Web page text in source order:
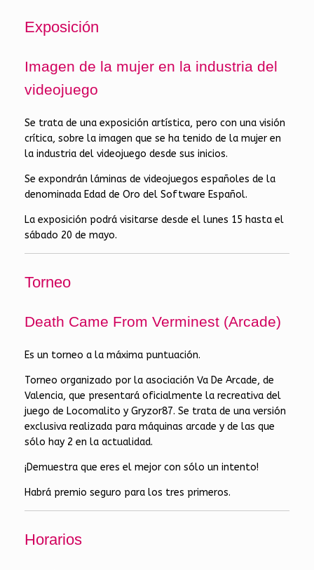
Exposición
Imagen de la mujer en la industria del
videojuego
Se trata de una exposición artística, pero con una visión
crítica, sobre la imagen que se ha tenido de la mujer en
la industria del videojuego desde sus inicios.
Se expondrán láminas de videojuegos españoles de la
denominada Edad de Oro del Software Español.
La exposición podrá visitarse desde el lunes 15 hasta el
sábado 20 de mayo.
Torneo
Death Came From Verminest (Arcade)
Es un torneo a la máxima puntuación.
Torneo organizado por la asociación Va De Arcade, de
Valencia, que presentará oficialmente la recreativa del
juego de Locomalito y Gryzor87. Se trata de una versión
exclusiva realizada para máquinas arcade y de las que
sólo hay 2 en la actualidad.
¡Demuestra que eres el mejor con sólo un intento!
Habrá premio seguro para los tres primeros.
Horarios